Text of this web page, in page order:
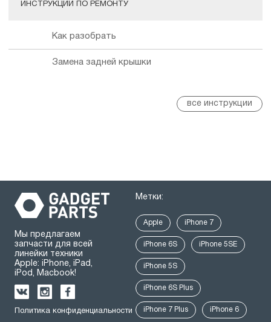
ИНСТРУКЦИИ ПО РЕМОНТУ
Как разобрать
Замена задней крышки
все инструкции
Мы предлагаем
запчасти для всей
линейки техники
Apple: iPhone, iPad,
iPod, Macbook!
Политика конфиденциальности
Метки:
Apple iPhone 7
iPhone 6S iPhone 5SE
iPhone 5S
iPhone 6S Plus
iPhone 7 Plus iPhone 6